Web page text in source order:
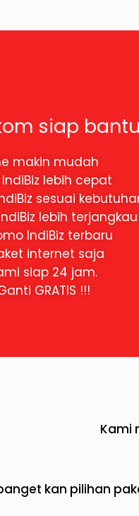
siap
makin mudah
lebih cepat
sesuai
lebih terjangkau
IndiBiz terbaru
internet saja
siap 24 jam.
GRATIS !!!
Kami
kan pilihan